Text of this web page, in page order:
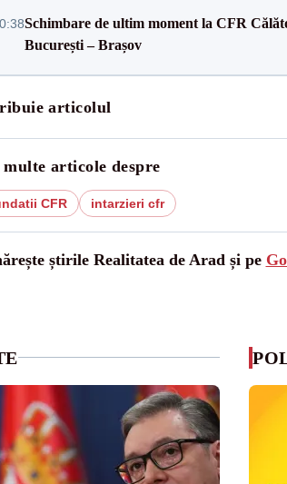
Schimbare de ultim moment la CFR
București – Brașov
articolul
articole despre
CFR intarzieri cfr
știrile Realitatea de Arad și pe